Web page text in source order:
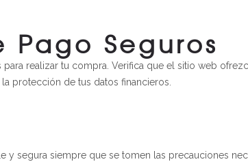
Seguros
realizar tu compra. Verifica que el sitio web
protección de tus datos financieros.
y segura siempre que se tomen las precauciones